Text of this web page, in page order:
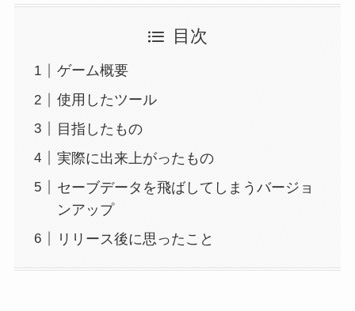
目次
ゲーム概要
使用したツール
目指したもの
実際に出来上がったもの
セーブデータを飛ばしてしまうバージョ
ンアップ
リリース後に思ったこと